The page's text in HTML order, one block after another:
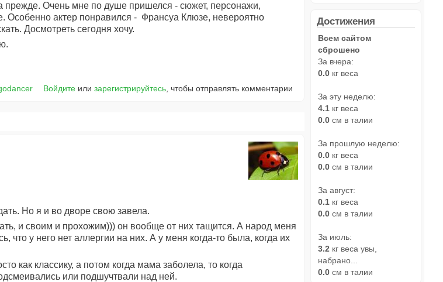
прежде. Очень мне по душе пришелся - сюжет, персонажи,
Особенно актер понравился - Франсуа Клюзе, невероятно
Досмотреть сегодня хочу.
Войдите илизарегистрируйтесь, чтобы отправлять комментарии
Но я и во дворе свою завела.
и своим и прохожим))) он вообще от них тащится. А народ меня
что у него нет аллергии на них. А у меня когда-то была, когда их
как классику, а потом когда мама заболела, то когда
или подшучтвали над ней.
Достижения
Всем сайтом
сброшено
За вчера:
0.0 кг веса
За эту неделю:
4.1 кг веса
0.0 см в талии
За прошлую неделю:
0.0 кг веса
0.0 см в талии
За август:
0.1 кг веса
0.0 см в талии
За июль:
3.2 кг веса увы,
набрано...
0.0 см в талии